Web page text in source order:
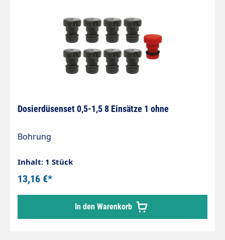
Dosierdüsenset 0,5-1,5 8 Einsätze 1 ohne
Bohrung
Inhalt: 1 Stück
13,16 €*
In den Warenkorb